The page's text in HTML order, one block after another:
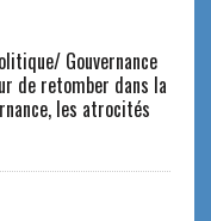
Gouvernance
de retomber dans la
les atrocités